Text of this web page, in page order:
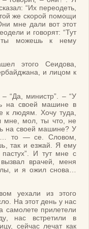
“Их переодеть,
же скорой помощи
мне дали вот этот
и говорят: “Тут
ты можешь к нему
этого Сеидова,
и лицом к
“Да, министр”. – “У
на своей машине в
к людям. Хочу туда,
мне, мол, ты что, не
на своей машине? У
то — се. Словом,
так и езжай. Я ему
И тут мне с
врачей, меня
и я ожил снова…
уехали из этого
На этот день у нас
прилетели
нас встретили в
сейчас лечат как